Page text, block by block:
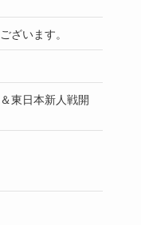
ざいます。
東日本新人戦開